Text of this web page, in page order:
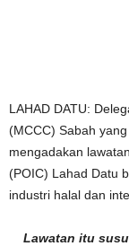
LAHAD DATU:
(MCCC) Sabah
mengadakan
(POIC) Lahad Datu
industri halal dan
Lawatan itu